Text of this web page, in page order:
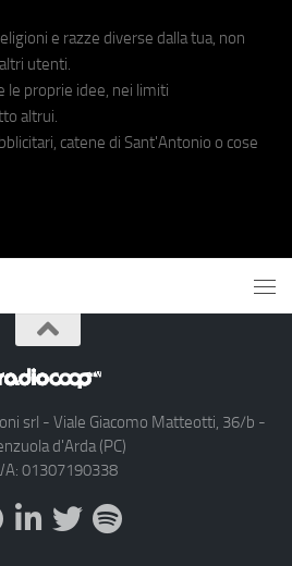
e razze diverse dalla tua, non
utenti.
le proprie idee, nei limiti
altrui.
catene di Sant'Antonio o cose
srl - Viale Giacomo Matteotti, 36/b -
d'Arda (PC)
01307190338